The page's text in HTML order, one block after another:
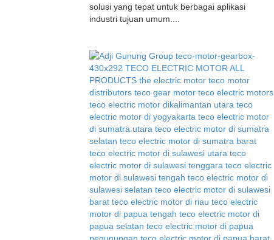
solusi yang tepat untuk berbagai aplikasi
industri tujuan umum....